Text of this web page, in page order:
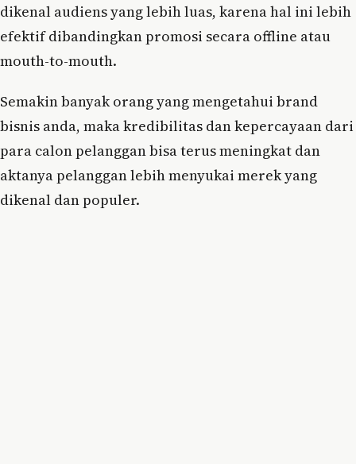
dikenal audiens yang lebih luas, karena hal ini lebih
efektif dibandingkan promosi secara offline atau
mouth-to-mouth.
Semakin banyak orang yang mengetahui brand
bisnis anda, maka kredibilitas dan kepercayaan dari
para calon pelanggan bisa terus meningkat dan
aktanya pelanggan lebih menyukai merek yang
dikenal dan populer.